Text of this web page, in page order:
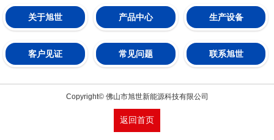
关于旭世 产品中心 生产设备
客户见证 常见问题 联系旭世
Copyright© 佛山市旭世新能源科技有限公司
返回首页